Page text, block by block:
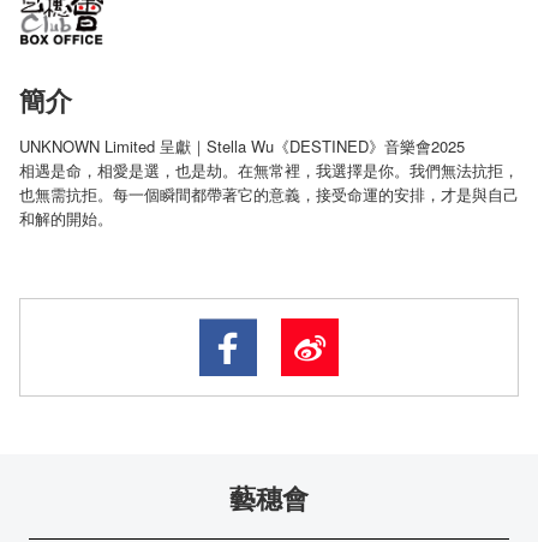
簡介
UNKNOWN Limited 呈獻｜Stella Wu《DESTINED》音樂會2025
相遇是命，相愛是選，也是劫。在無常裡，我選擇是你。我們無法抗拒，
也無需抗拒。每一個瞬間都帶著它的意義，接受命運的安排，才是與自己
和解的開始。
藝穗會